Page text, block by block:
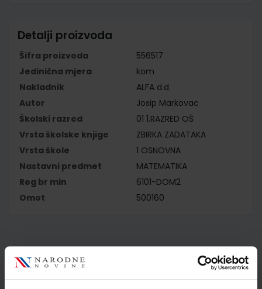
Detalji proizvoda
Šifra proizvoda
556517
Jedinična mjera
kom
Nakladnik
ALFA d.d.
Autor
Josip Markovac
Školski razred
01 1.RAZRED OŠ
Vrsta školske knjige
ZBIRKA ZADATAKA
Vrsta škole
1 OSNOVNA
Nastavni predmet
MATEMATIKA
Reg br min
6101-DOM2
Omot
500160
Kupci najčešće biraju..